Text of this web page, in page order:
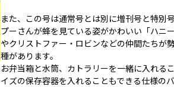
また、この号は通常号とは別に増刊号と特別
プーさんが蜂を見ている姿がかわいい「ハニ
やクリストファー・ロビンなどの仲間たちが
種があります。
お弁当箱と水筒、カトラリーを一緒に入れる
イズの保存容器を入れることもできる仕様のバ